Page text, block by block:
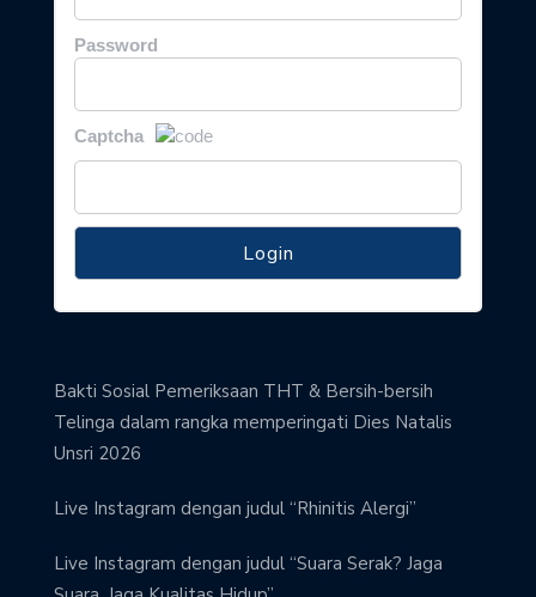
Password
Captcha
Bakti Sosial Pemeriksaan THT & Bersih-bersih
Telinga dalam rangka memperingati Dies Natalis
Unsri 2026
Live Instagram dengan judul “Rhinitis Alergi”
Live Instagram dengan judul “Suara Serak? Jaga